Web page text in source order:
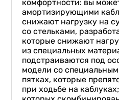
комфортности: вы
амортизирующими
снижают нагрузку на
со стельками,
которые снижают
из специальных
подстраиваются под
модели со
пятках, которые
при ходьбе на